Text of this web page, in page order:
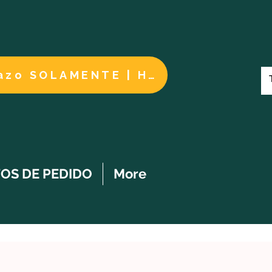
Cuidados a largo plazo SOLAMENTE | HACER UN PAGO
DE PEDIDO More